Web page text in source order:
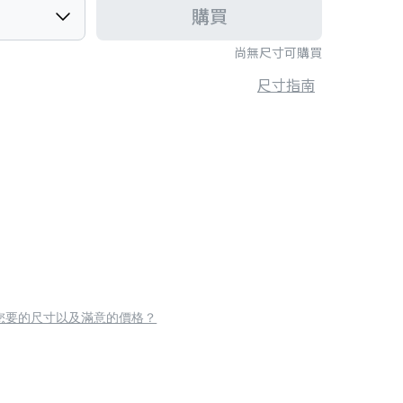
尚無尺寸可購買
購買
尺寸指南
要的尺寸以及滿意的價格？